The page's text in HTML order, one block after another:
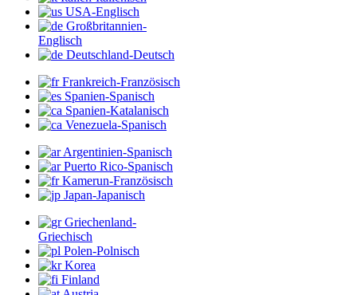
USA-Englisch
Großbritannien-
Englisch
Deutschland-Deutsch
Frankreich-Französisch
Spanien-Spanisch
Spanien-Katalanisch
Venezuela-Spanisch
Argentinien-Spanisch
Puerto Rico-Spanisch
Kamerun-Französisch
Japan-Japanisch
Griechenland-
Griechisch
Polen-Polnisch
Korea
Finland